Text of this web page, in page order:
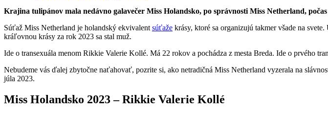
Krajina tulipánov mala nedávno galavečer Miss Holandsko, po správnosti Miss Netherland,
Súťaž Miss Netherland je holandský ekvivalent súťaže krásy, ktoré sa organizujú takmer všade na
kráľovnou krásy za rok 2023 sa stal muž.
Ide o transexuála menom Rikkie Valerie Kollé. Má 22 rokov a pochádza z mesta Breda. Ide o prvého
Nebudeme vás ďalej zbytočne naťahovať, pozrite si, ako netradičná Miss Netherland vyzerala na
júla 2023.
Miss Holandsko 2023 – Rikkie Valerie Kollé